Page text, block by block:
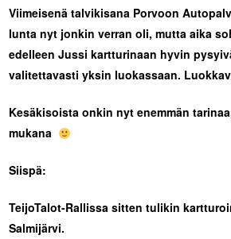
Viimeisenä talvikisana Porvoon
lunta nyt jonkin verran oli, mutta aika
edelleen Jussi kartturinaan hyvin
valitettavasti yksin luokassaan.
Kesäkisoista onkin nyt enemmän
mukana
Siispä:
TeijoTalot-Rallissa sitten tulikin
Salmijärvi.